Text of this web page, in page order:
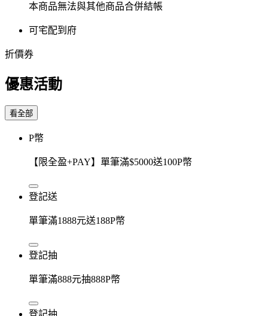
本商品無法與其他商品合併結帳
可宅配到府
折價券
優惠活動
看全部
P幣
【限全盈+PAY】單筆滿$5000送100P幣
登記送
單筆滿1888元送188P幣
登記抽
單筆滿888元抽888P幣
登記抽